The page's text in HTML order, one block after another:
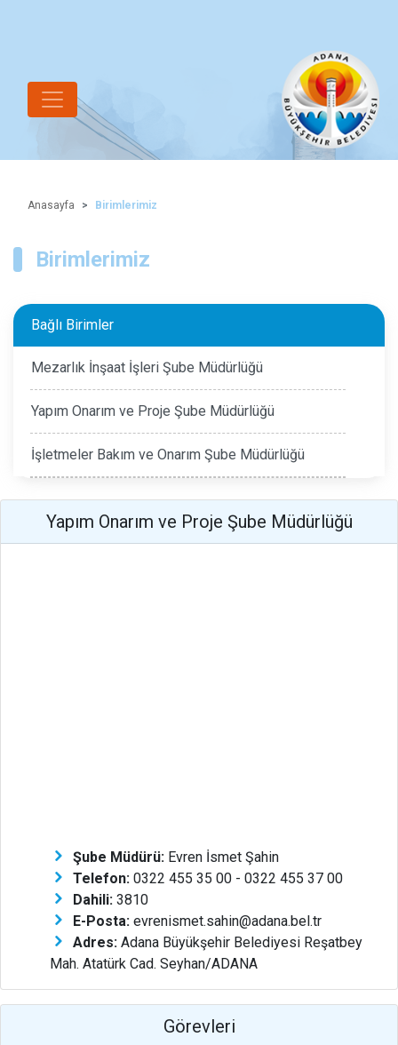
Anasayfa Birimlerimiz
Birimlerimiz
Bağlı Birimler
Mezarlık İnşaat İşleri Şube Müdürlüğü
Yapım Onarım ve Proje Şube Müdürlüğü
İşletmeler Bakım ve Onarım Şube Müdürlüğü
Yapım Onarım ve Proje Şube Müdürlüğü
Şube Müdürü: Evren İsmet Şahin
Telefon: 0322 455 35 00 - 0322 455 37 00
Dahili: 3810
E-Posta: evrenismet.sahin@adana.bel.tr
Adres: Adana Büyükşehir Belediyesi Reşatbey
Mah. Atatürk Cad. Seyhan/ADANA
Görevleri